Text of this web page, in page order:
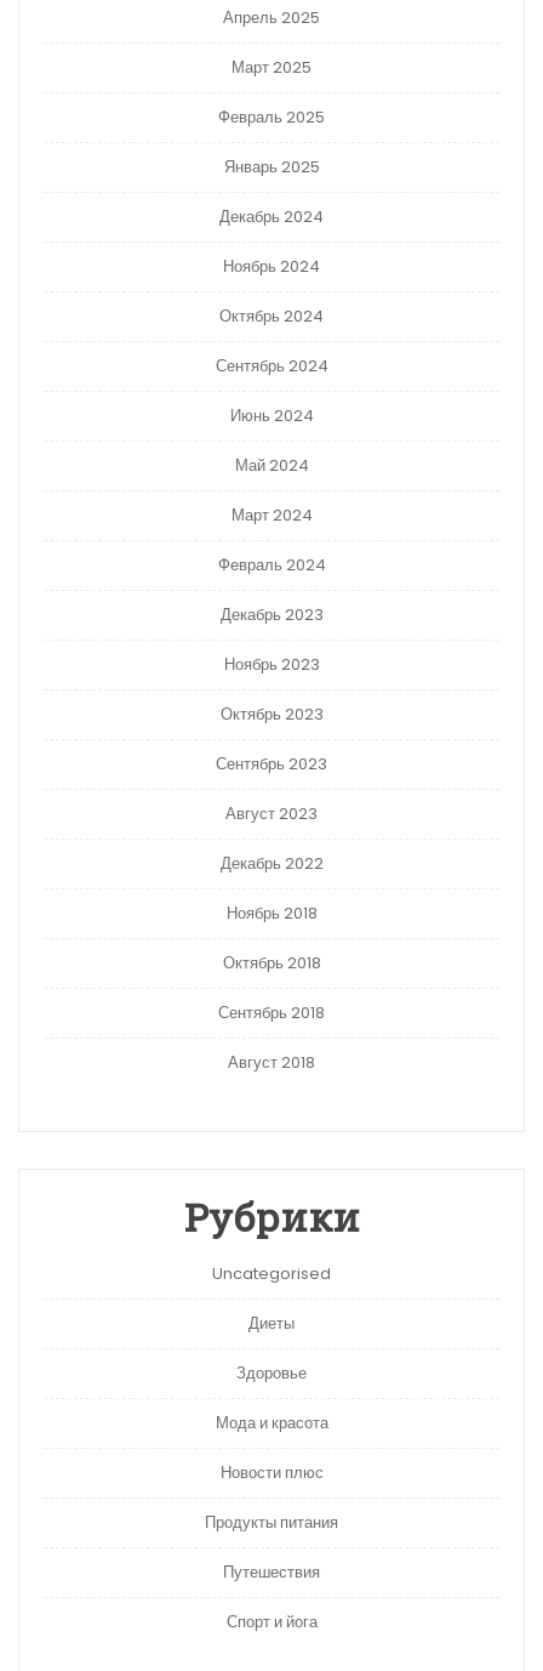
Апрель 2025
Март 2025
Февраль 2025
Январь 2025
Декабрь 2024
Ноябрь 2024
Октябрь 2024
Сентябрь 2024
Июнь 2024
Май 2024
Март 2024
Февраль 2024
Декабрь 2023
Ноябрь 2023
Октябрь 2023
Сентябрь 2023
Август 2023
Декабрь 2022
Ноябрь 2018
Октябрь 2018
Сентябрь 2018
Август 2018
Рубрики
Uncategorised
Диеты
Здоровье
Мода и красота
Новости плюс
Продукты питания
Путешествия
Спорт и йога